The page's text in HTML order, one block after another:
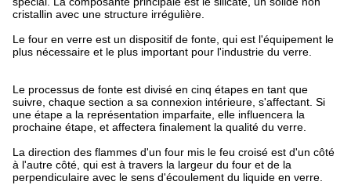
cristallin avec une structure irrégulière.
Le four en verre est un dispositif de fonte, qui est l'équipement le
plus nécessaire et le plus important pour l'industrie du verre.
Le processus de fonte est divisé en cinq étapes en tant que
suivre, chaque section a sa connexion intérieure, s'affectant. Si
une étape a la représentation imparfaite, elle influencera la
prochaine étape, et affectera finalement la qualité du verre.
La direction des flammes d'un four mis le feu croisé est d'un côté
à l'autre côté, qui est à travers la largeur du four et de la
perpendiculaire avec le sens d'écoulement du liquide en verre.